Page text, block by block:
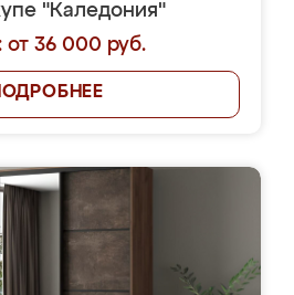
"Каледония"
от 36 000 руб.